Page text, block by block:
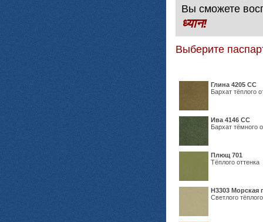
Вы сможете
ध्यान!
Выберите
Глина 4205 СС
Бархат тёплого
Ива 4146 СС
Бархат тёмного
Плющ 701
Тёплого оттенка
H3303 Морская
Светлого